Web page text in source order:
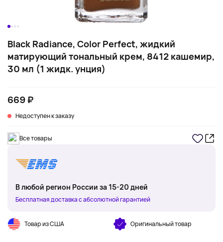
Black Radiance, Color Perfect, жидкий
матирующий тональный крем, 8412 кашемир,
30 мл (1 жидк. унция)
669 ₽
Недоступен к заказу
Все товары
В любой регион России за 15-20 дней
Бесплатная доставка с абсолютной гарантией
Товар из США Оригинальный товар